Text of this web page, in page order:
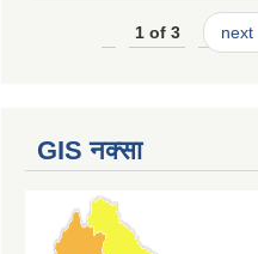
1 of 3 next
GIS नक्सा